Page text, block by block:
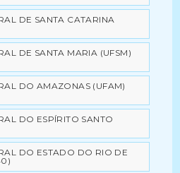
DE SANTA CATARINA
DE SANTA MARIA (UFSM)
DO AMAZONAS (UFAM)
DO ESPÍRITO SANTO
DO ESTADO DO RIO DE